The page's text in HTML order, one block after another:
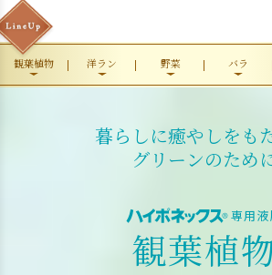
観葉植物 洋ラン 野菜 バラ
暮らしに癒やしをも
グリーンのため
専用液
観葉植